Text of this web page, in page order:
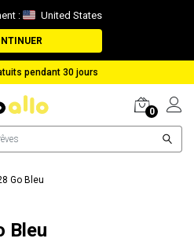
: United States
en cas de perte de colis
0
Go Bleu
Bleu